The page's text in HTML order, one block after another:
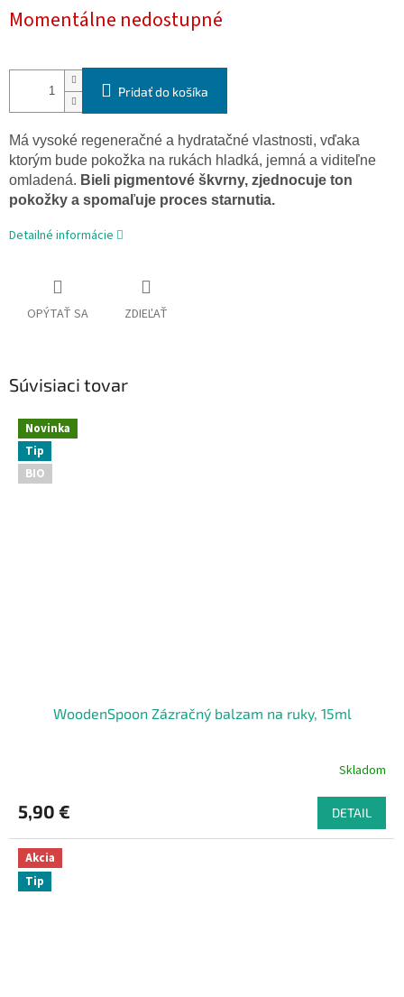
Momentálne nedostupné
Pridať do košíka
Má vysoké regeneračné a hydratačné vlastnosti, vďaka
ktorým bude pokožka na rukách hladká, jemná a viditeľne
omladená. Bieli pigmentové škvrny, zjednocuje ton
pokožky a spomaľuje proces starnutia.
Detailné informácie
OPÝTAŤ SA ZDIEĽAŤ
Súvisiaci tovar
Novinka
Tip
BIO
WoodenSpoon Zázračný balzam na ruky, 15ml
Skladom
5,90 € DETAIL
Akcia
Tip